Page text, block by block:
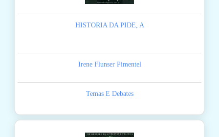
HISTORIA DA PIDE, A
Irene Flunser Pimentel
Temas E Debates